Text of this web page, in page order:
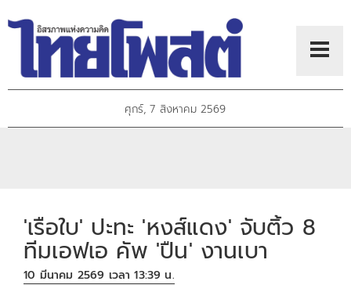
ศุกร์, 7 สิงหาคม 2569
'เรือใบ' ปะทะ 'หงส์แดง' จับติ้ว 8
ทีมเอฟเอ คัพ 'ปืน' งานเบา
10 มีนาคม 2569 เวลา 13:39 น.